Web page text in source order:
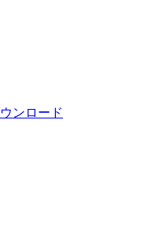
ンロード